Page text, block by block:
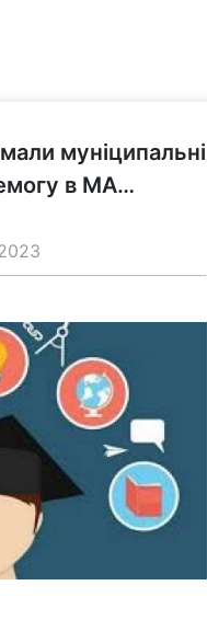
муніципальні
в МА…